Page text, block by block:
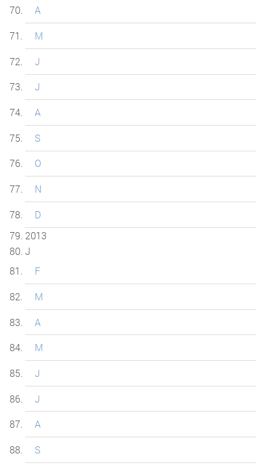
A
M
J
J
A
S
O
N
D
2013
J
F
M
A
M
J
J
A
S